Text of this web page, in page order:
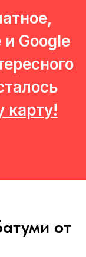
Google
карту!
от